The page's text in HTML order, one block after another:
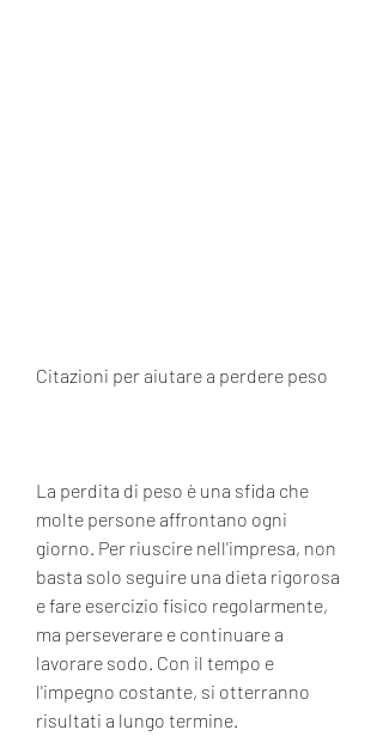
Citazioni per aiutare a perdere peso
La perdita di peso è una sfida che
molte persone affrontano ogni
giorno. Per riuscire nell'impresa, non
basta solo seguire una dieta rigorosa
e fare esercizio fisico regolarmente,
ma perseverare e continuare a
lavorare sodo. Con il tempo e
l'impegno costante, si otterranno
risultati a lungo termine.